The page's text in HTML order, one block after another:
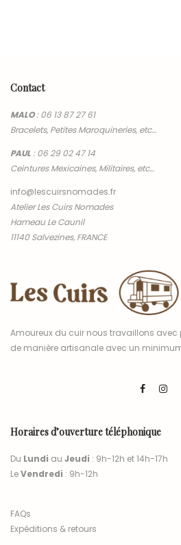
Contact
MALO:06 13 87 27 61
Bracelets, Petites Maroquineries, etc…
PAUL:06 29 02 47 14
Ceintures Mexicaines, Militaires, etc…
info@lescuirsnomades.fr
Atelier Les Cuirs Nomades
Hameau Le Caunil
11140 Salvezines, FRANCE
Amoureux du cuir nous travaillons
de manière artisanale avec un
Horaires d’ouverture téléphonique
Du Lundi au Jeudi : 9h-12h et 14h-17h
LeVendredi : 9h-12h
FAQs
Expéditions & retours